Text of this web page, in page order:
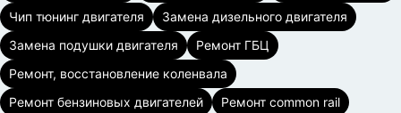
Чип тюнинг двигателя
Замена дизельного двигателя
Замена подушки двигателя
Ремонт ГБЦ
Ремонт, восстановление коленвала
Ремонт бензиновых двигателей
Ремонт common rail